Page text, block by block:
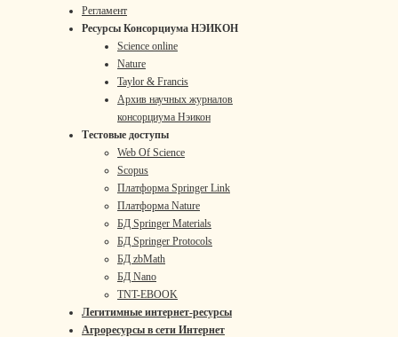
Регламент
Ресурсы Консорциума НЭИКОН
Science online
Nature
Taylor & Francis
Архив научных журналов
консорциума Нэикон
Тестовые доступы
Web Of Science
Scopus
Платформа Springer Link
Платформа Nature
БД Springer Materials
БД Springer Protocols
БД zbMath
БД Nano
TNT-EBOOK
Легитимные интернет-ресурсы
Агроресурсы в сети Интернет